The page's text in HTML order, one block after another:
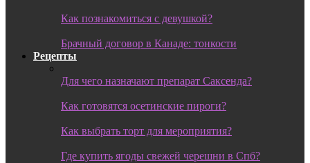
Как познакомиться с девушкой?
Брачный договор в Канаде: тонкости
Рецепты
Для чего назначают препарат Саксенда?
Как готовятся осетинские пироги?
Как выбрать торт для мероприятия?
Где купить ягоды свежей черешни в Спб?